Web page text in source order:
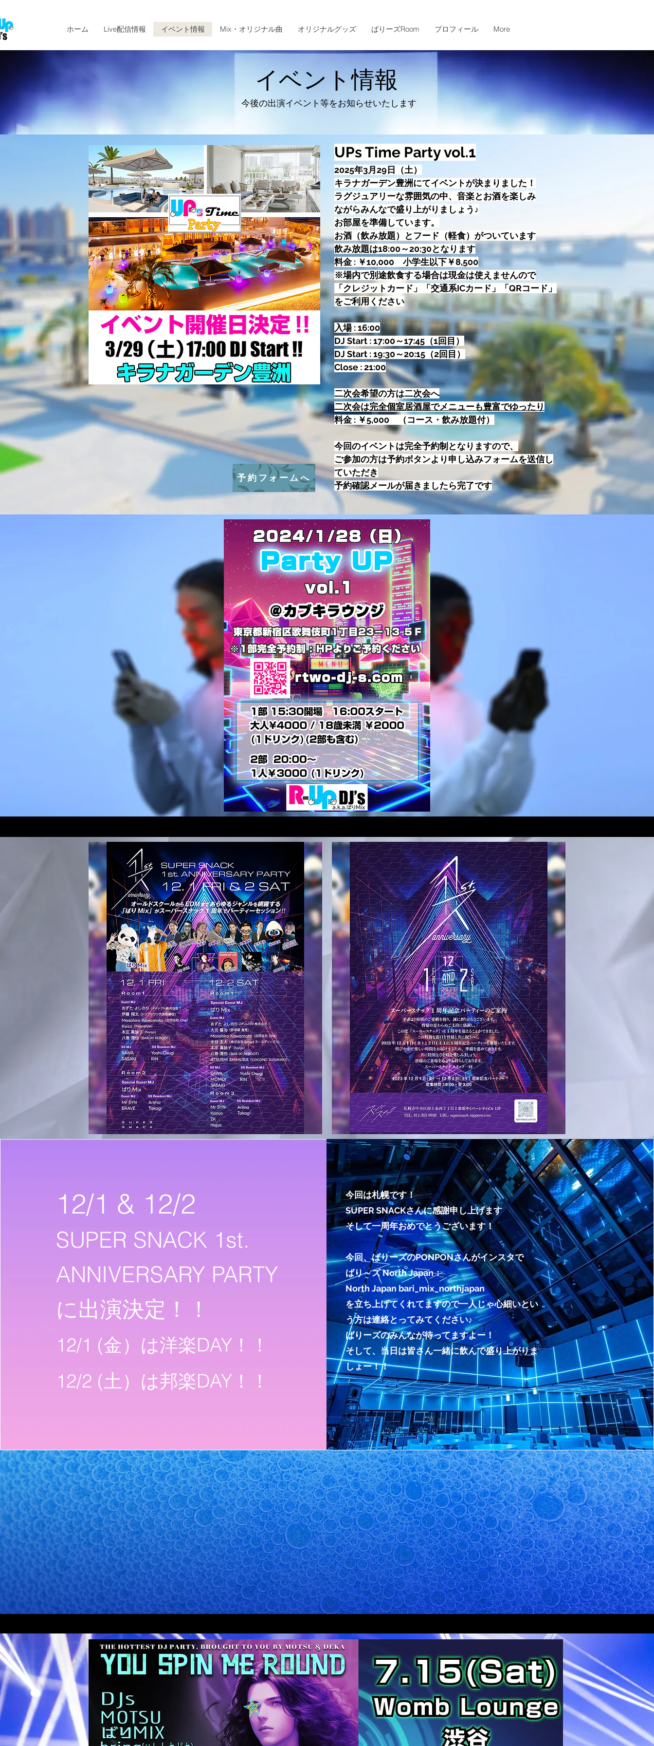
ホーム Live配信情報 イベント情報 Mix・オリジナル曲 オリジナルグッズ ばりーズRoom プロフィール More
イベント情報
今後の出演イベント等をお知らせいたします
予約フォームへ
UPs Time Party vol.1
2025年3月29日（土）
​キラナガーデン豊洲にてイベントが決まりました！
ラグジュアリーな雰囲気の中、音楽とお酒を楽しみ
ながらみんなで盛り上がりましょう♪
お部屋を準備しています。
お酒（飲み放題）とフード（軽食）がついています
飲み放題は18:00～20:30となります
料金 : ￥10,000 小学生以下￥8,500
※場内で別途飲食する場合は現金は使えませんので
「クレジットカード」「交通系ICカード」「QRコード」
をご利用ください
入場 : 16:00
DJ Start : 17:00～17:45（1回目）
DJ Start : 19:30～20:15（2回目）
Close : 21:00
​二次会希望の方は二次会へ
二次会は完全個室居酒屋でメニューも豊富でゆったり
料金 : ￥5,000 （コース・飲み放題付）
今回のイベントは完全予約制となりますので、
ご参加の方は予約ボタンより申し込みフォームを送信し
ていただき
予約確認メールが届きましたら完了です
12/1 & 12/2
SUPER SNACK 1st.
ANNIVERSARY PARTY
に出演決定！！
12/1 (​金）は洋楽DAY！！
12/2 (土）は邦楽DAY！！
皆さんお待ちしてます！
今回は札幌です！
SUPER SNACKさんに感謝申し上げます
​そして一周年おめでとうございます！
今回、ばりーズのPONPONさんがインスタで
ばり～ズ North Japan：
North Japan bari_mix_northjapan
を立ち上げてくれてますので一人じゃ心細いとい
う方は連絡とってみてください♪
ばりーズのみんなが待ってますよー！
​そして、当日は皆さん一緒に飲んで盛り上がりま
しょー！！